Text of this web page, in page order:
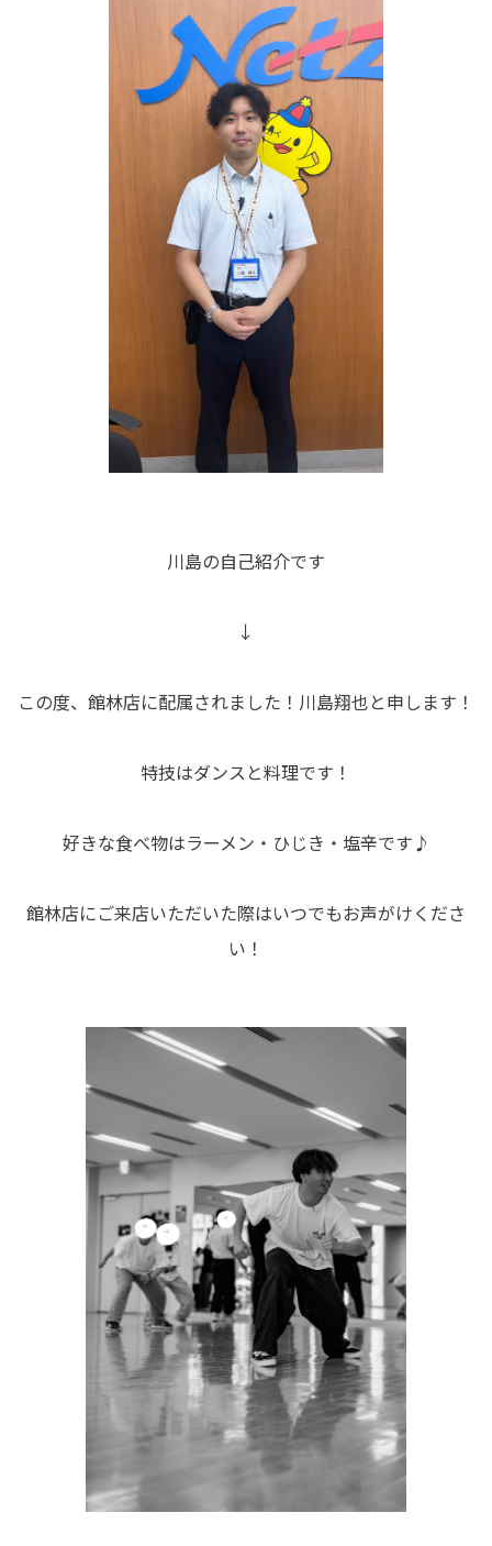
川島の自己紹介です
↓
この度、館林店に配属されました！川島翔也と申します！
特技はダンスと料理です！
好きな食べ物はラーメン・ひじき・塩辛です♪
館林店にご来店いただいた際はいつでもお声がけくださ
い！